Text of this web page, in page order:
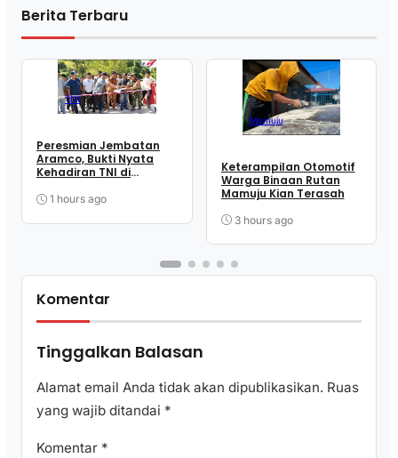
Berita Terbaru
TNI
Peresmian Jembatan
Aramco, Bukti Nyata
Kehadiran TNI di
Takandeang
1 hours ago
Mamuju
Keterampilan Otomotif
Warga Binaan Rutan
Mamuju Kian Terasah
3 hours ago
Komentar
Tinggalkan Balasan
Alamat email Anda tidak akan dipublikasikan. Ruas
yang wajib ditandai *
Komentar *